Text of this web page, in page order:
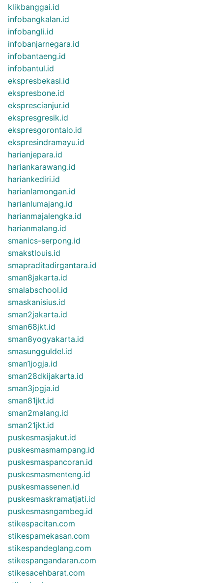
klikbanggai.id
infobangkalan.id
infobangli.id
infobanjarnegara.id
infobantaeng.id
infobantul.id
ekspresbekasi.id
ekspresbone.id
eksprescianjur.id
ekspresgresik.id
ekspresgorontalo.id
ekspresindramayu.id
harianjepara.id
hariankarawang.id
hariankediri.id
harianlamongan.id
harianlumajang.id
harianmajalengka.id
harianmalang.id
smanics-serpong.id
smakstlouis.id
smapraditadirgantara.id
sman8jakarta.id
smalabschool.id
smaskanisius.id
sman2jakarta.id
sman68jkt.id
sman8yogyakarta.id
smasungguldel.id
sman1jogja.id
sman28dkijakarta.id
sman3jogja.id
sman81jkt.id
sman2malang.id
sman21jkt.id
puskesmasjakut.id
puskesmasmampang.id
puskesmaspancoran.id
puskesmasmenteng.id
puskesmassenen.id
puskesmaskramatjati.id
puskesmasngambeg.id
stikespacitan.com
stikespamekasan.com
stikespandeglang.com
stikespangandaran.com
stikesacehbarat.com